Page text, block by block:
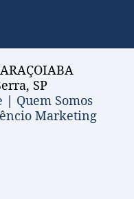
SP
| Quem Somos
Marketing